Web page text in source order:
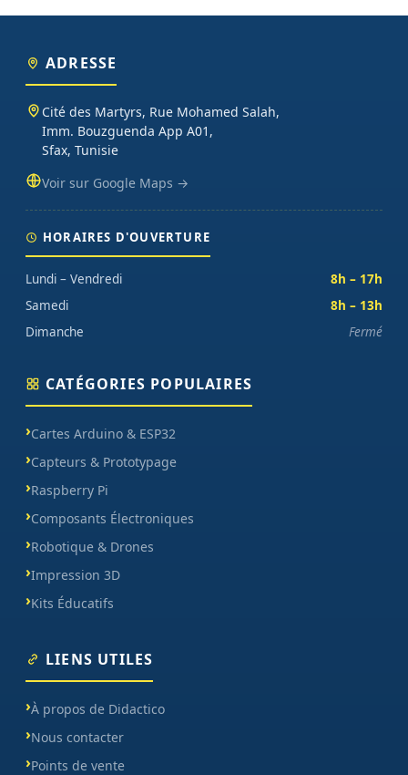
ADRESSE
Cité des Martyrs, Rue Mohamed Salah,
Imm. Bouzguenda App A01,
Sfax, Tunisie
Voir sur Google Maps →
HORAIRES D'OUVERTURE
Lundi – Vendredi
8h – 17h
Samedi
8h – 13h
Dimanche
Fermé
CATÉGORIES POPULAIRES
Cartes Arduino & ESP32
Capteurs & Prototypage
Raspberry Pi
Composants Électroniques
Robotique & Drones
Impression 3D
Kits Éducatifs
LIENS UTILES
À propos de Didactico
Nous contacter
Points de vente